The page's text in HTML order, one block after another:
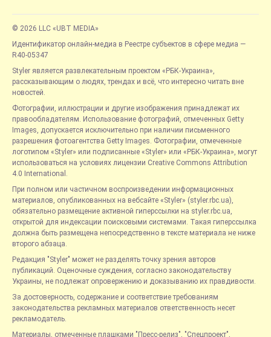
© 2026 LLC «UBT MEDIA»
Идентификатор онлайн-медиа в Реестре субъектов в сфере медиа —
R40-05347
Styler является развлекательным проектом «РБК-Украина»,
рассказывающим о людях, трендах и всё, что интересно читать вне
новостей.
Фотографии, иллюстрации и другие изображения принадлежат их
правообладателям. Использование фотографий, отмеченных Getty
Images, допускается исключительно при наличии письменного
разрешения фотоагентства Getty Images. Фотографии, отмеченные
логотипом «Styler» или подписанные «Styler» или «РБК-Украина», могут
использоваться на условиях лицензии Creative Commons Attribution
4.0 International.
При полном или частичном воспроизведении информационных
материалов, опубликованных на вебсайте «Styler» (styler.rbc.ua),
обязательно размещение активной гиперссылки на styler.rbc.ua,
открытой для индексации поисковыми системами. Такая гиперссылка
должна быть размещена непосредственно в тексте материала не ниже
второго абзаца.
Редакция "Styler" может не разделять точку зрения авторов
публикаций. Оценочные суждения, согласно законодательству
Украины, не подлежат опровержению и доказыванию их правдивости.
За достоверность, содержание и соответствие требованиям
законодательства рекламных материалов ответственность несет
рекламодатель.
Материалы, отмеченные плашками "Пресс-релиз", "Спецпроект",